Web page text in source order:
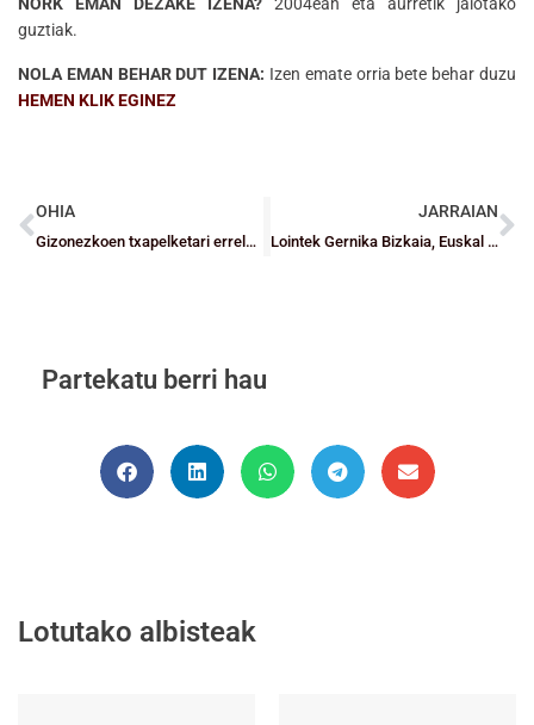
guztiak.
NOLA EMAN BEHAR DUT IZENA: Izen emate orria bete behar duzu
HEMEN KLIK EGINEZ
OHIA
Gizonezkoen txapelketari erreleboa hartuko diote Emakumeek Durangoko Euskal Kopan
JARRAIAN
Lointek Gernika Bizkaia, Euskal Kopako azpitxapeldun eta Santurtzi finalera partidurik galdu gabe
Partekatu berri hau
Lotutako albisteak